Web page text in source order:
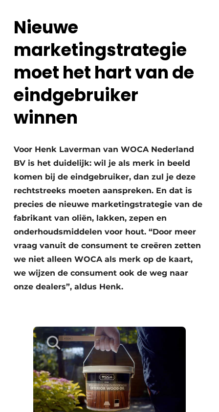
Nieuwe
marketingstrategie
moet het hart van de
eindgebruiker
winnen
Voor Henk Laverman van WOCA Nederland
BV is het duidelijk: wil je als merk in beeld
komen bij de eindgebruiker, dan zul je deze
rechtstreeks moeten aanspreken. En dat is
precies de nieuwe marketingstrategie van de
fabrikant van oliën, lakken, zepen en
onderhoudsmiddelen voor hout. “Door meer
vraag vanuit de consument te creëren zetten
we niet alleen WOCA als merk op de kaart,
we wijzen de consument ook de weg naar
onze dealers”, aldus Henk.